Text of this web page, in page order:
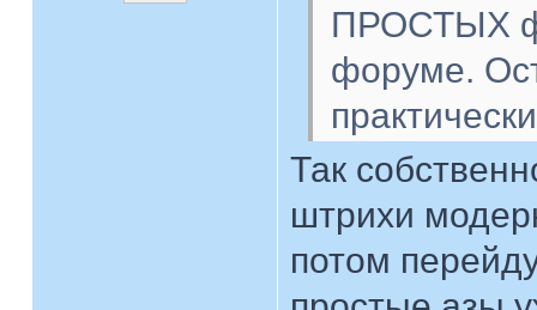
ПРОСТЫХ
форуме.
практически
Так
штрихи
потом